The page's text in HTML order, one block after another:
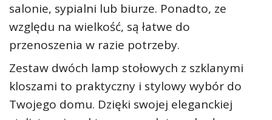
salonie, sypialni lub biurze. Ponadto, ze
względu na wielkość, są łatwe do
przenoszenia w razie potrzeby.
Zestaw dwóch lamp stołowych z szklanymi
kloszami to praktyczny i stylowy wybór do
Twojego domu. Dzięki swojej eleganckiej